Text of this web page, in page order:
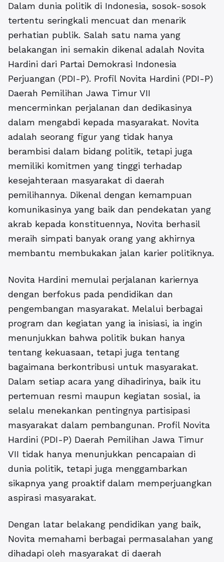
Dalam dunia politik di Indonesia, sosok-sosok
tertentu seringkali mencuat dan menarik
perhatian publik. Salah satu nama yang
belakangan ini semakin dikenal adalah Novita
Hardini dari Partai Demokrasi Indonesia
Perjuangan (PDI-P). Profil Novita Hardini (PDI-P)
Daerah Pemilihan Jawa Timur VII
mencerminkan perjalanan dan dedikasinya
dalam mengabdi kepada masyarakat. Novita
adalah seorang figur yang tidak hanya
berambisi dalam bidang politik, tetapi juga
memiliki komitmen yang tinggi terhadap
kesejahteraan masyarakat di daerah
pemilihannya. Dikenal dengan kemampuan
komunikasinya yang baik dan pendekatan yang
akrab kepada konstituennya, Novita berhasil
meraih simpati banyak orang yang akhirnya
membantu membukakan jalan karier politiknya.
Novita Hardini memulai perjalanan kariernya
dengan berfokus pada pendidikan dan
pengembangan masyarakat. Melalui berbagai
program dan kegiatan yang ia inisiasi, ia ingin
menunjukkan bahwa politik bukan hanya
tentang kekuasaan, tetapi juga tentang
bagaimana berkontribusi untuk masyarakat.
Dalam setiap acara yang dihadirinya, baik itu
pertemuan resmi maupun kegiatan sosial, ia
selalu menekankan pentingnya partisipasi
masyarakat dalam pembangunan. Profil Novita
Hardini (PDI-P) Daerah Pemilihan Jawa Timur
VII tidak hanya menunjukkan pencapaian di
dunia politik, tetapi juga menggambarkan
sikapnya yang proaktif dalam memperjuangkan
aspirasi masyarakat.
Dengan latar belakang pendidikan yang baik,
Novita memahami berbagai permasalahan yang
dihadapi oleh masyarakat di daerah